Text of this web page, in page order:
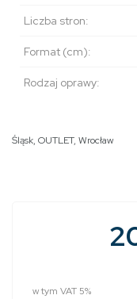
Liczba stron:
Format (cm):
Rodzaj oprawy:
Śląsk, OUTLET, Wrocław
w tym VAT 5%